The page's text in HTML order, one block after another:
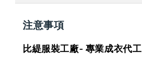
注意事項
比緹服裝工廠- 專業成衣代工